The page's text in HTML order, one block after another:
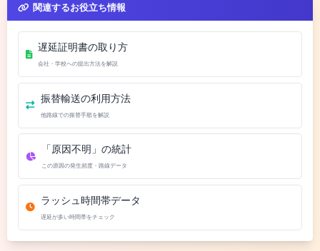
関連するお役立ち情報
遅延証明書の取り方
会社・学校への提出方法を解説
振替輸送の利用方法
他路線での振替手順を解説
「原因不明」の統計
この原因の発生頻度・路線データ
ラッシュ時間帯データ
遅延が多い時間帯をチェック